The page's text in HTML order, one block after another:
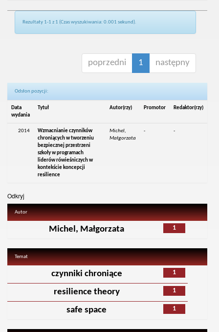
Rezultaty 1-1 z 1 (Czas wyszukiwania: 0.001 sekund).
poprzedni 1 następny
Odsłon pozycji:
Data
wydania
Tytuł Autor(rzy) Promotor Redaktor(rzy)
2014
Wzmacnianie czynników
chroniących w tworzeniu
bezpiecznej przestrzeni
szkoły w programach
liderów rówieśniczych w
kontekście koncepcji
resilience
Michel,
Małgorzata
- -
Odkryj
Autor
1
Michel, Małgorzata
Temat
1
czynniki chroniące
1
resilience theory
1
safe space